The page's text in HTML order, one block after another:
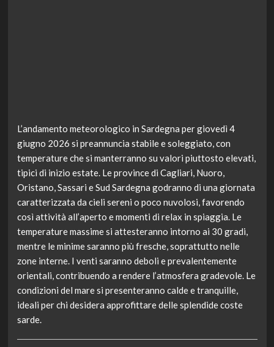
L’andamento meteorologico in Sardegna per giovedì 4
giugno 2026 si preannuncia stabile e soleggiato, con
temperature che si manterranno su valori piuttosto elevati,
tipici di inizio estate. Le province di Cagliari, Nuoro,
Oristano, Sassari e Sud Sardegna godranno di una giornata
caratterizzata da cieli sereni o poco nuvolosi, favorendo
così attività all’aperto e momenti di relax in spiaggia. Le
temperature massime si attesteranno intorno ai 30 gradi,
mentre le minime saranno più fresche, soprattutto nelle
zone interne. I venti saranno deboli e prevalentemente
orientali, contribuendo a rendere l’atmosfera gradevole. Le
condizioni del mare si presenteranno calde e tranquille,
ideali per chi desidera approfittare delle splendide coste
sarde.